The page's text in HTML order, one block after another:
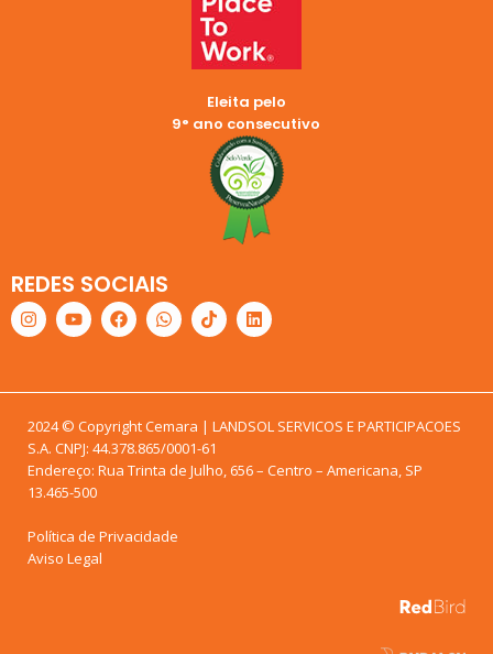
Eleita pelo
9° ano consecutivo
REDES SOCIAIS
2024 © Copyright Cemara | LANDSOL SERVICOS E PARTICIPACOES
S.A. CNPJ: 44.378.865/0001-61
Endereço: Rua Trinta de Julho, 656 – Centro – Americana, SP
13.465-500
Política de Privacidade
Aviso Legal